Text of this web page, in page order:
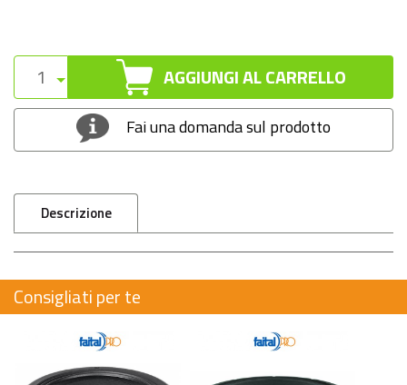
AGGIUNGI AL CARRELLO
Fai una domanda sul prodotto
Descrizione
Consigliati per te